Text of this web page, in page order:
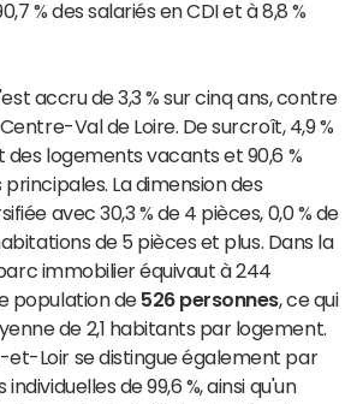
% des salariés en CDI et à 8,8 %
accru de 3,3 % sur cinq ans, contre
Val de Loire. De surcroît, 4,9 %
des logements vacants et 90,6 %
La dimension des
avec 30,3 % de 4 pièces, 0,0 % de
de 5 pièces et plus. Dans la
immobilier équivaut à 244
population de 526 personnes, ce qui
de 2,1 habitants par logement.
et-Loir se distingue également par
de 99,6 %, ainsi qu'un